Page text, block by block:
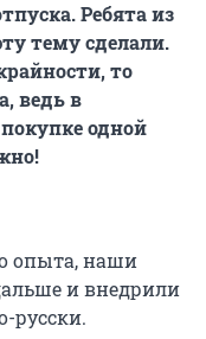
Ребята из
тему сделали.
то
ведь в
одной
опыта, наши
и внедрили
русски.